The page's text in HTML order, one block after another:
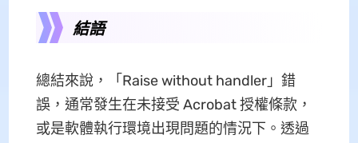
結語
總結來說，「Raise without handler」錯
誤，通常發生在未接受 Acrobat 授權條款，
或是軟體執行環境出現問題的情況下。透過